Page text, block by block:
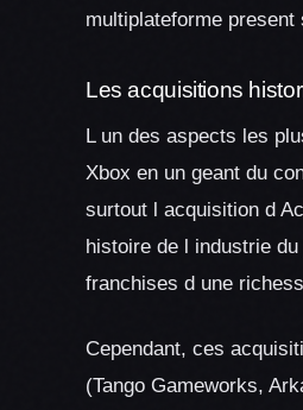
multiplateforme
Les acquisitions
L un des aspects les
Xbox en un geant du
surtout l acquisition d
histoire de l industrie
franchises d une
Cependant, ces
(Tango Gameworks,